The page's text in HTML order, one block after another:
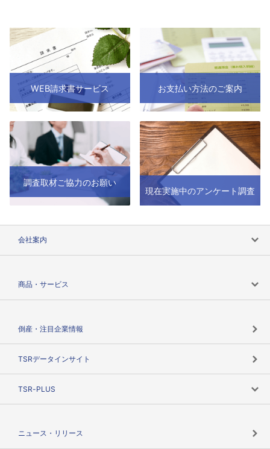
WEB請求書サービス お支払い方法のご案内
調査取材ご協力のお願い
現在実施中のアンケート調査
会社案内
商品・サービス
倒産・注目企業情報
TSRデータインサイト
TSR-PLUS
ニュース・リリース